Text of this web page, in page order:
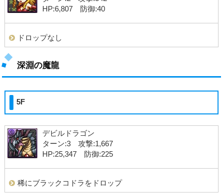
HP:6,807 防御:40
ドロップなし
深淵の魔龍
5F
デビルドラゴン
ターン:3 攻撃:1,667
HP:25,347 防御:225
稀にブラックコドラをドロップ